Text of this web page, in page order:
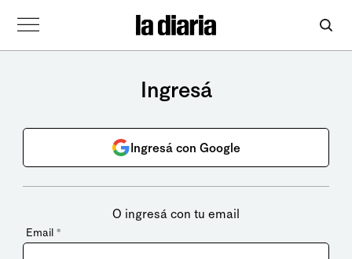
Ingresá
Ingresá con Google
O ingresá con tu email
Email *